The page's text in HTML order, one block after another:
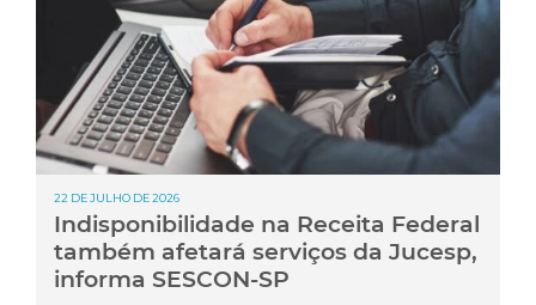
22 DE JULHO DE 2026
Indisponibilidade na Receita Federal
também afetará serviços da Jucesp,
informa SESCON-SP